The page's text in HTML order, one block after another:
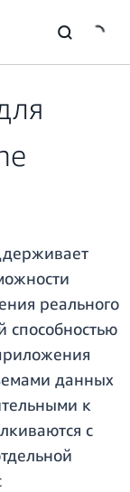
реального
способностью
данных
к
с